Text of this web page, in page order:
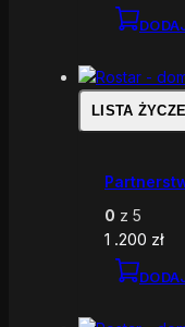
LISTA
0 z 5
1 .200 zł